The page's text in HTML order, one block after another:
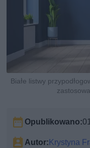
Białe listwy
Opublikowano:
Autor:Krystyna